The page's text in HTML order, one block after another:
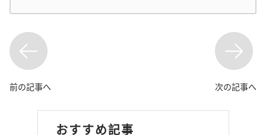
前の記事へ 次の記事へ
おすすめ記事